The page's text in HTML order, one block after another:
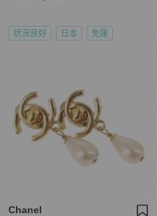
狀況良好 日本 免運
Chanel